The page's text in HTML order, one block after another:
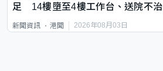
足 14樓墮至4樓工作台、送院不治
新聞資訊 港聞 2026年08月03日